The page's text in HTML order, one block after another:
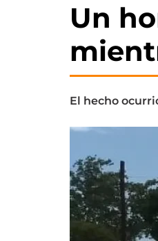
Un
El hecho